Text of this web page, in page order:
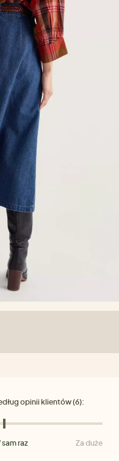
opinii klientów (6):
sam raz Za duże